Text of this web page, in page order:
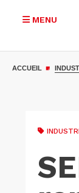
MENU
ACCUEIL